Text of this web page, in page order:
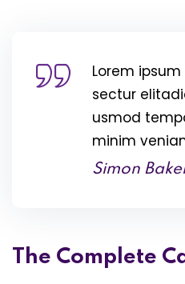
Lorem
sectur
usmod
minim
Simon
The Complete